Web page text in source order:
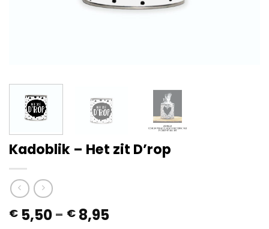
Kadoblik – Het zit D’rop
€ 5,50- € 8,95Prijsklasse: